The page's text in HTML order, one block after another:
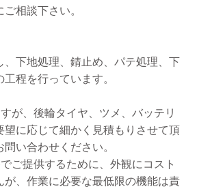
相談下さい。
、下地処理、錆止め、パテ処理、下
程を行っています。
が、後輪タイヤ、ツメ、バッテリ
望に応じて細かく見積もりさせて頂
い合わせください。
ご提供するために、外観にコスト
が、作業に必要な最低限の機能は責